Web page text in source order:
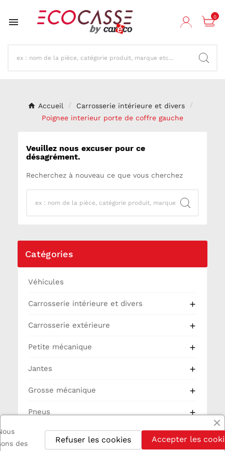
 0
Accueil
Carrosserie intérieure et divers
Poignee interieur porte de coffre gauche
Veuillez nous excuser pour ce
désagrément.
Recherchez à nouveau ce que vous cherchez
Catégories
Véhicules
Carrosserie intérieure et divers 
Carrosserie extérieure 
Petite mécanique 
Jantes 
Grosse mécanique 
Pneus 
Partie Cycle
des
Accepter les
Refuser les cookies